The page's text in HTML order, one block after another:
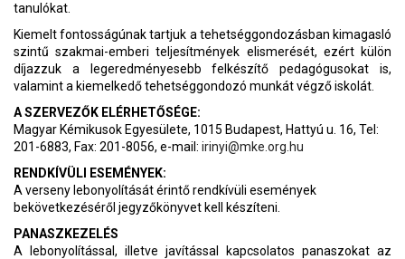
tanulókat.
Kiemelt fontosságúnak tartjuk a tehetséggondozásban kimagasló
szintű szakmai-emberi teljesítmények elismerését, ezért külön
díjazzuk a legeredményesebb felkészítő pedagógusokat is,
valamint a kiemelkedő tehetséggondozó munkát végző iskolát.
A SZERVEZŐK ELÉRHETŐSÉGE:
Magyar Kémikusok Egyesülete, 1015 Budapest, Hattyú u. 16, Tel:
201-6883, Fax: 201-8056, e-mail: irinyi@mke.org.hu
RENDKÍVÜLI ESEMÉNYEK:
A verseny lebonyolítását érintő rendkívüli események
bekövetkezéséről jegyzőkönyvet kell készíteni.
PANASZKEZELÉS
A lebonyolítással, illetve javítással kapcsolatos panaszokat az